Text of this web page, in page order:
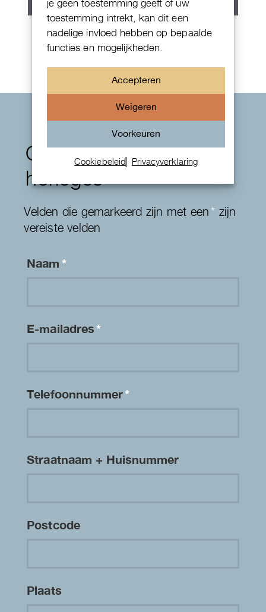
je geen toestemming geeft of uw
toestemming intrekt, kan dit een
nadelige invloed hebben op bepaalde
functies en mogelijkheden.
Accepteren
Weigeren
Voorkeuren
Cookiebeleid Privacyverklaring
Rolex Explorer
Contactformulier
horloges
Velden die gemarkeerd zijn met een* zijn
vereiste velden
Naam*
E-mailadres*
Telefoonnummer*
Straatnaam + Huisnummer
Postcode
Plaats